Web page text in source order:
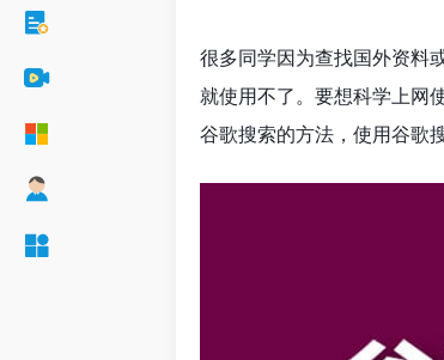
很多同学因为查找国外资料
就使用不了。要想科学上网
谷歌搜索的方法，使用谷歌